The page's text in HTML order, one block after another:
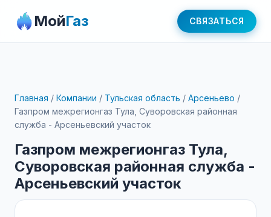
МойГаз СВЯЗАТЬСЯ
Главная / Компании / Тульская область / Арсеньево /
Газпром межрегионгаз Тула, Суворовская районная
служба - Арсеньевский участок
Газпром межрегионгаз Тула,
Суворовская районная служба -
Арсеньевский участок